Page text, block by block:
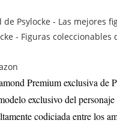
Premium exclusiva de
exclusivo del
codiciada entre los